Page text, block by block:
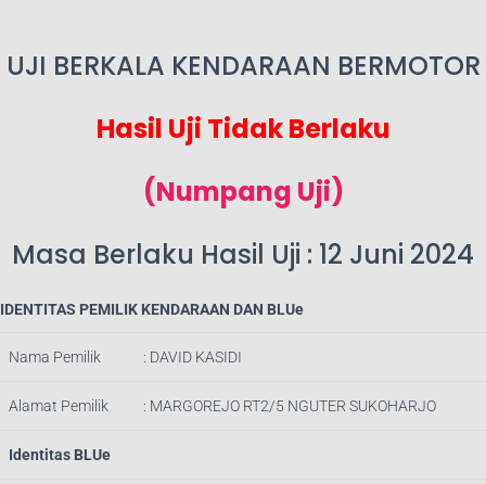
UJI BERKALA KENDARAAN BERMOTOR
Hasil Uji Tidak Berlaku
(Numpang Uji)
Masa Berlaku Hasil Uji : 12 Juni 2024
IDENTITAS PEMILIK KENDARAAN DAN BLUe
Nama Pemilik : DAVID KASIDI
Alamat Pemilik : MARGOREJO RT2/5 NGUTER SUKOHARJO
Identitas BLUe